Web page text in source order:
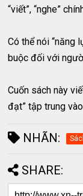
“viết”, “nghe”
Có thể nói “năng
buộc đối với
Cuốn sách này
đạt” tập trung
NHÃN:
SHARE: